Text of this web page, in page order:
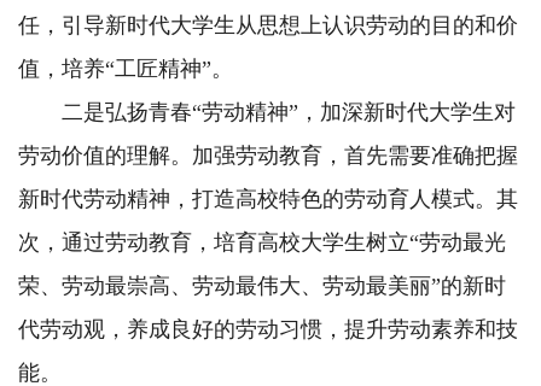
任，引导新时代大学生从思想上认识劳动的目的和价
值，培养“工匠精神”。
二是弘扬青春“劳动精神”，加深新时代大学生对
劳动价值的理解。加强劳动教育，首先需要准确把握
新时代劳动精神，打造高校特色的劳动育人模式。其
次，通过劳动教育，培育高校大学生树立“劳动最光
荣、劳动最崇高、劳动最伟大、劳动最美丽”的新时
代劳动观，养成良好的劳动习惯，提升劳动素养和技
能。